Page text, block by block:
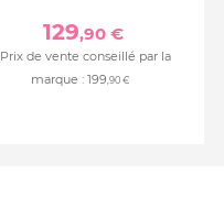
129,90 €
Prix de vente conseillé par la
marque : 199,90 €